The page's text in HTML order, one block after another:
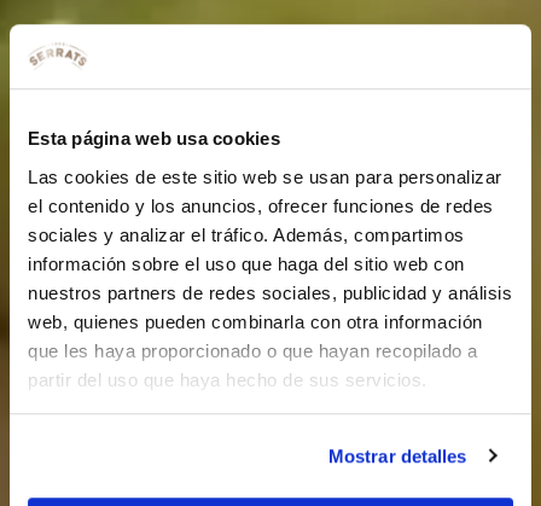
Esta página web usa cookies
Las cookies de este sitio web se usan para personalizar
el contenido y los anuncios, ofrecer funciones de redes
sociales y analizar el tráfico. Además, compartimos
información sobre el uso que haga del sitio web con
nuestros partners de redes sociales, publicidad y análisis
web, quienes pueden combinarla con otra información
que les haya proporcionado o que hayan recopilado a
partir del uso que haya hecho de sus servicios.
Mostrar detalles